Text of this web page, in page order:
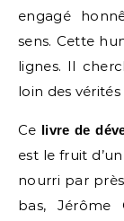
engagé
sens. Cette
lignes. Il
loin des
Ce livre de
est le fruit
nourri par
bas, Jérôme